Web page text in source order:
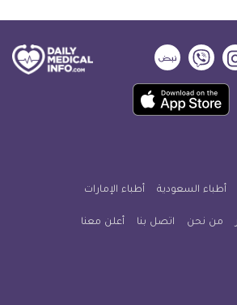
ديلي
ميديكال
انفو
ديلي
ميديكال
انفو
ديلي
ميديكال
انفو
حمل
تطبيق
معلومة
للآيفون
أطباء السعودية أطباء الإمارات
من نحن اتصل بنا أعلن معنا